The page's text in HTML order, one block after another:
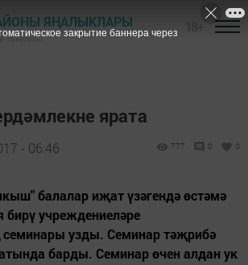
ЯҢАЛЫКЛАРЫ
газетасы
ярата
- 06:46 777 0 0
балалар иҗат үзәгендә өстәмә
бирү учреждениеләре
узды. Семинар тәҗрибә
барды. Семинар өчен алдан ук
закрытие баннера через